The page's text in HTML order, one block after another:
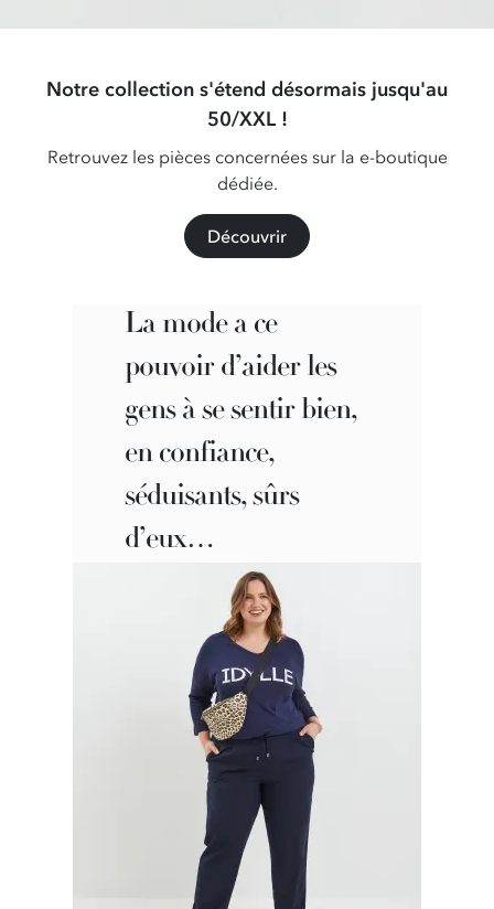
Notre collection s'étend désormais jusqu'au
50/XXL !
Retrouvez les pièces concernées sur la e-boutique
dédiée.
Découvrir
La mode a ce
pouvoir d’aider les
gens à se sentir bien,
en confiance,
séduisants, sûrs
d’eux…